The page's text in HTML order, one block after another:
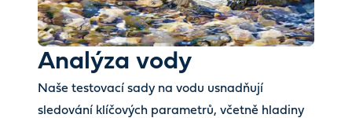
Analýza vody
Naše testovací sady na vodu usnadňují
sledování klíčových parametrů, včetně hladiny